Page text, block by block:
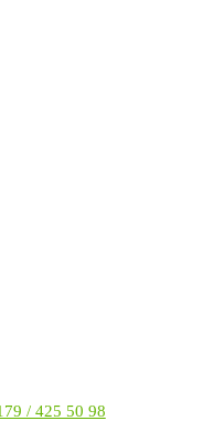
/ 425 50 98